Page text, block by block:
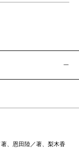
、恩田陸／著、梨木香